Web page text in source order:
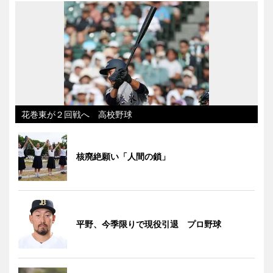
花巻東が２回戦へ 高校野球
核廃絶願い「人間の鎖」
平野、今季限りで現役引退 プロ野球